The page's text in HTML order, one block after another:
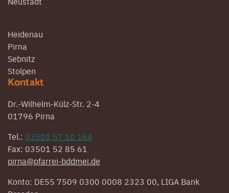
Heidenau
Pirna
Sebnitz
Stolpen
Kontakt
Dr.-Wilhelm-Külz-Str. 2-4
01796 Pirna
Tel.: 03501 57 10 164
Fax: 03501 52 85 61
pirna@pfarrei-bddmei.de
Konto: DE55 7509 0300 0008 2323 00, LIGA Bank